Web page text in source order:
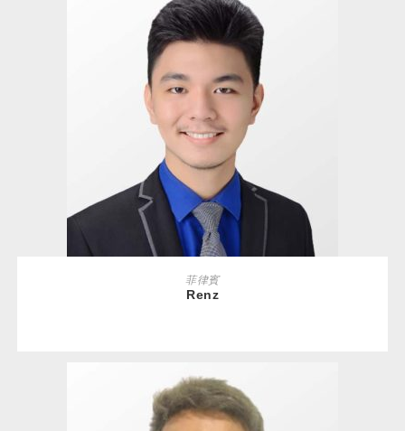
READ MORE
菲律賓
Renz